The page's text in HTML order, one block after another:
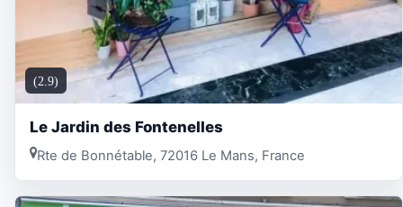
(2.9)
Le Jardin des Fontenelles
Rte de Bonnétable, 72016 Le Mans, France